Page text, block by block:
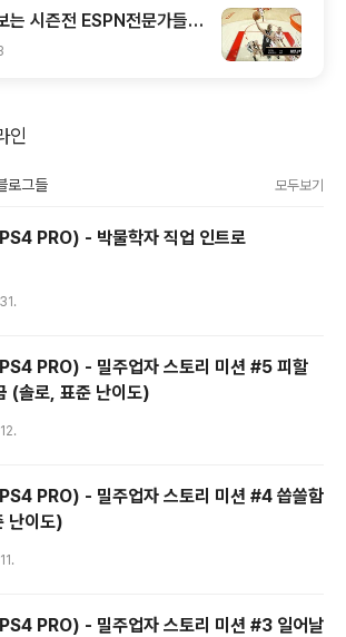
는 시즌전 ESPN전문가들의
인
로그들 모두보기
PRO) - 박물학자 직업 인트로
PRO) - 밀주업자 스토리 미션 #5 피할
(솔로, 표준 난이도)
PRO) - 밀주업자 스토리 미션 #4 씁쓸함
난이도)
PRO) - 밀주업자 스토리 미션 #3 일어날